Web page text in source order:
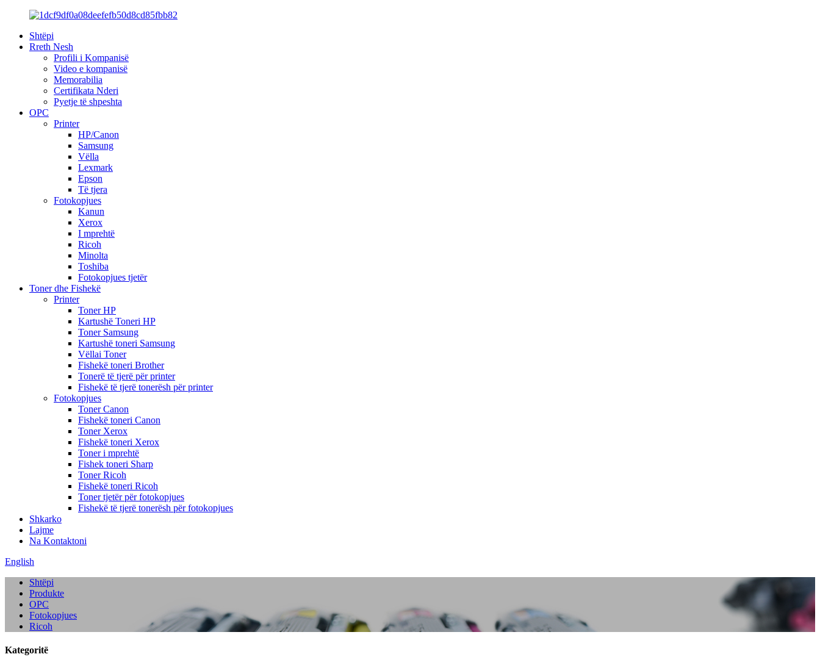
Shtëpi
Rreth Nesh
Profili i Kompanisë
Video e kompanisë
Memorabilia
Certifikata Nderi
Pyetje të shpeshta
OPC
Printer
HP/Canon
Samsung
Vëlla
Lexmark
Epson
Të tjera
Fotokopjues
Kanun
Xerox
I mprehtë
Ricoh
Minolta
Toshiba
Fotokopjues tjetër
Toner dhe Fishekë
Printer
Toner HP
Kartushë Toneri HP
Toner Samsung
Kartushë toneri Samsung
Vëllai Toner
Fishekë toneri Brother
Tonerë të tjerë për printer
Fishekë të tjerë tonerësh për printer
Fotokopjues
Toner Canon
Fishekë toneri Canon
Toner Xerox
Fishekë toneri Xerox
Toner i mprehtë
Fishek toneri Sharp
Toner Ricoh
Fishekë toneri Ricoh
Toner tjetër për fotokopjues
Fishekë të tjerë tonerësh për fotokopjues
Shkarko
Lajme
Na Kontaktoni
English
Shtëpi
Produkte
OPC
Fotokopjues
Ricoh
Kategoritë